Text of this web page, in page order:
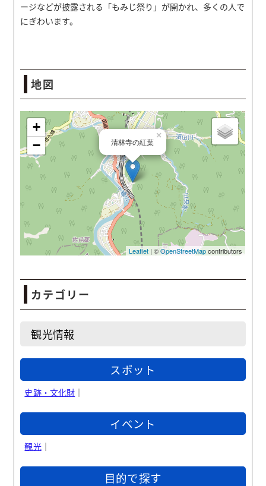
ージなどが披露される「もみじ祭り」が開かれ、多くの人で
にぎわいます。
地図
清林寺の紅葉
カテゴリー
観光情報
スポット
史跡・文化財 ｜
イベント
観光｜
目的で探す